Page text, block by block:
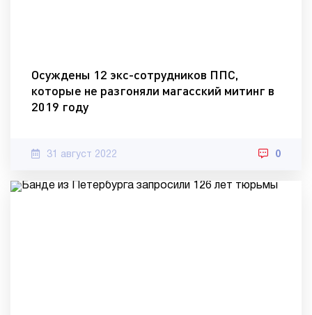
Осуждены 12 экс-сотрудников ППС,
которые не разгоняли магасский митинг в
2019 году
31 август 2022 0